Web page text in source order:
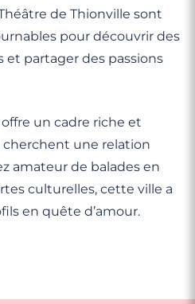
de Thionville sont
pour découvrir des
partager des passions
un cadre riche et
une relation
amateur de balades en
culturelles, cette ville a
en quête d’amour.